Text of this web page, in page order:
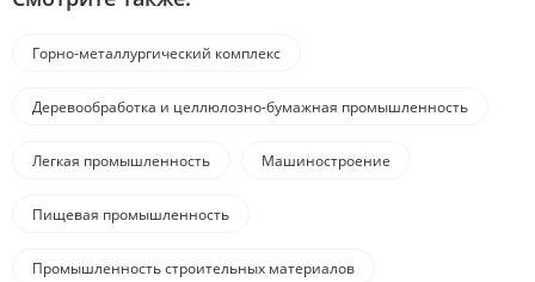
Горно-металлургический комплекс
Деревообработка и целлюлозно-бумажная промышленность
Легкая промышленность Машиностроение
Пищевая промышленность
Промышленность строительных материалов